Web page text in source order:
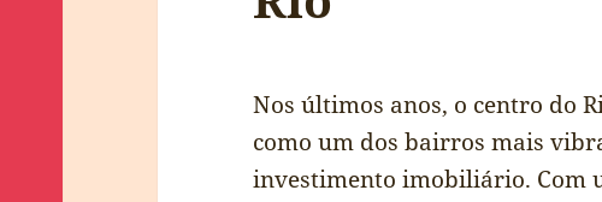
Nos últimos anos, o centro do
como um dos bairros mais
investimento imobiliário. Com